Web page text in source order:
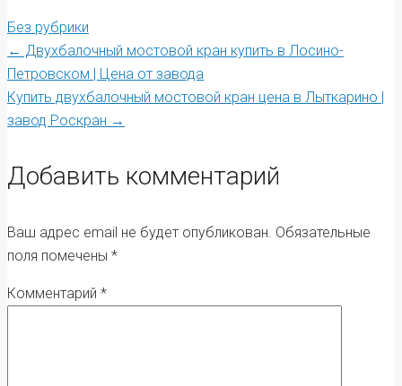
Без рубрики
Post
navigation
← Двухбалочный мостовой кран купить в Лосино-
Петровском | Цена от завода
Купить двухбалочный мостовой кран цена в Лыткарино |
завод Роскран →
Добавить комментарий
Ваш адрес email не будет опубликован. Обязательные
поля помечены *
Комментарий *